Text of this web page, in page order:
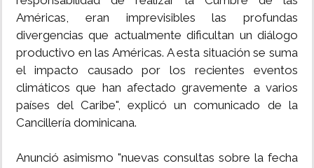
Américas, eran imprevisibles las profundas
divergencias que actualmente dificultan un diálogo
productivo en las Américas. A esta situación se suma
el impacto causado por los recientes eventos
climáticos que han afectado gravemente a varios
países del Caribe", explicó un comunicado de la
Cancillería dominicana.
Anunció asimismo "nuevas consultas sobre la fecha